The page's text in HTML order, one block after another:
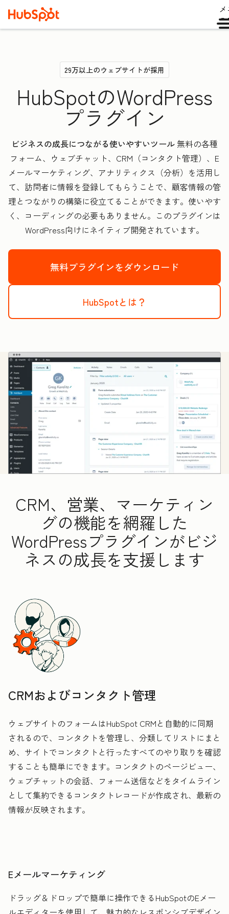
29万以上のウェブサイトが採用
HubSpotのWordPress
プラグイン
ビジネスの成長につながる使いやすいツール無料の各種
フォーム、ウェブチャット、CRM（コンタクト管理）、E
メールマーケティング、アナリティクス（分析）を活用し
て、訪問者に情報を登録してもらうことで、顧客情報の管
理とつながりの構築に役立てることができます。使いやす
く、コーディングの必要もありません。このプラグインは
WordPress向けにネイティブ開発されています。
無料プラグインをダウンロード
HubSpotとは？
CRM、営業、マーケティン
グの機能を網羅した
WordPressプラグインがビジ
ネスの成長を支援します
CRMおよびコンタクト管理
ウェブサイトのフォームはHubSpot CRMと自動的に同期
されるので、コンタクトを管理し、分類してリストにまと
め、サイトでコンタクトと行ったすべてのやり取りを確認
することも簡単にできます。コンタクトのページビュー、
ウェブチャットの会話、フォーム送信などをタイムライン
として集約できるコンタクトレコードが作成され、最新の
情報が反映されます。
Eメールマーケティング
ドラッグ＆ドロップで簡単に操作できるHubSpotのEメー